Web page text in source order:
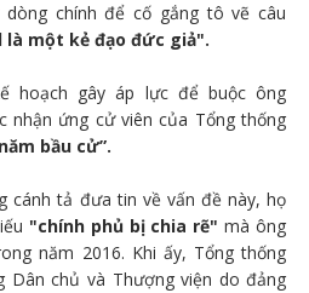
chính để cố gắng tô vẽ câu
là một kẻ đạo đức giả".
hoạch gây áp lực để buộc ông
nhận ứng cử viên của Tổng thống
bầu cử”.
cánh tả đưa tin về vấn đề này, họ
"chính phủ bị chia rẽ" mà ông
năm 2016. Khi ấy, Tổng thống
Dân chủ và Thượng viện do đảng